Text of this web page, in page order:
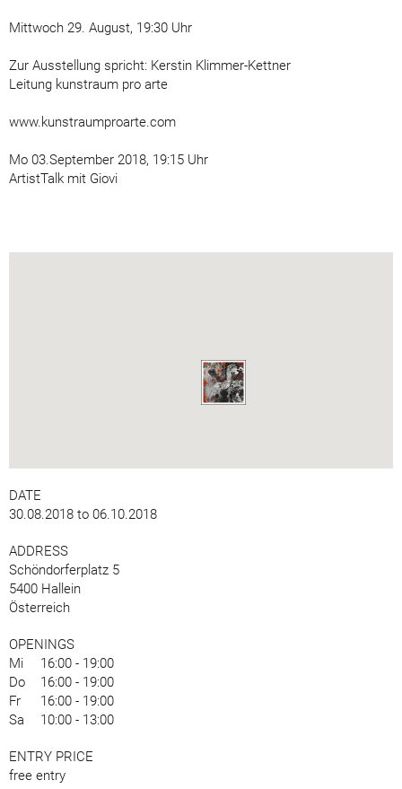
Mittwoch 29. August, 19:30 Uhr
Zur Ausstellung spricht: Kerstin Klimmer-Kettner
Leitung kunstraum pro arte
www.kunstraumproarte.com
Mo 03.September 2018, 19:15 Uhr
ArtistTalk mit Giovi
DATE
30.08.2018 to 06.10.2018
ADDRESS
Schöndorferplatz 5
5400 Hallein
Österreich
OPENINGS
Mi
16:00 - 19:00
Do
16:00 - 19:00
Fr
16:00 - 19:00
Sa
10:00 - 13:00
ENTRY PRICE
free entry